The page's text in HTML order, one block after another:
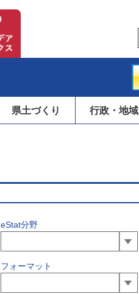
県土づくり 行政・地域
eStat分野
フォーマット